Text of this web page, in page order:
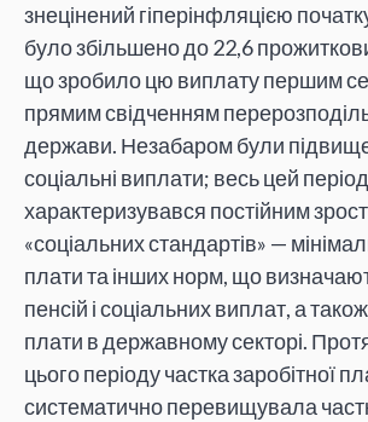
знецінений гіперінфляцією
було збільшено до 22,6
що зробило цю виплату першим
прямим свідченням
держави. Незабаром були
соціальні виплати; весь цей період
характеризувався постійним
«соціальних стандартів» —
плати та інших норм, що
пенсій і соціальних виплат, а
плати в державному секторі.
цього періоду частка заробітної
систематично перевищувала